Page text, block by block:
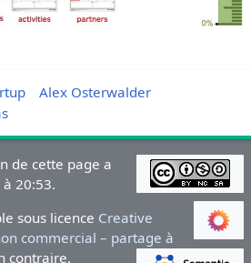
Alex Osterwalder
de cette page a
20:53.
sous licence Creative
commercial – partage à
contraire.